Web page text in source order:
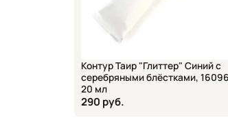
Контур Таир "Глиттер" Синий с
серебряными блёстками,
20 мл
290 руб.